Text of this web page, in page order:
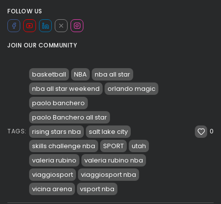
FOLLOW US
JOIN OUR COMMUNITY
TAGS:
basketball NBA
nba all star
nba all star weekend
orlando magic
paolo banchero
paolo Banchero all star
rising stars nba
salt lake city
skills challenge nba
SPORT
utah
valeria rubino
valeria rubino nba
viaggiosport
viaggiosport nba
vicina arena
vsport nba
0